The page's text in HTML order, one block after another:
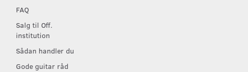
FAQ
Salg til Off.
institution
Sådan handler du
Gode guitar råd